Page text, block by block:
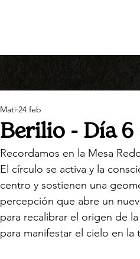
Berilio - Día
Mati 24 feb
Recordamos en la Mesa
El círculo se activa y la
centro y sostienen una
percepción que abre un
para recalibrar el origen de
para manifestar el cielo en la